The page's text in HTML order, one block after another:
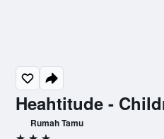
Heahtitude -
Rumah Tamu